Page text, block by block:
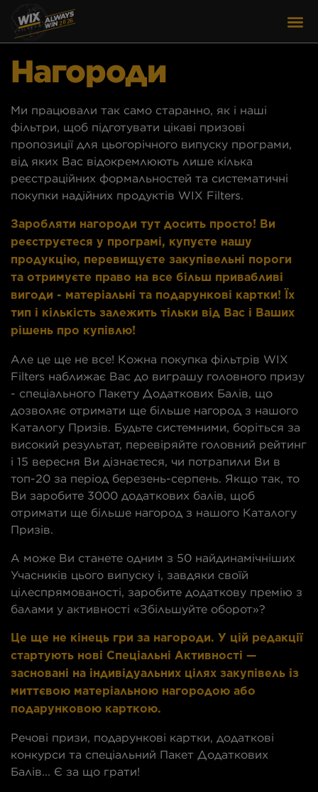
Нагороди
Ми працювали так само старанно, як і наші
фільтри, щоб підготувати цікаві призові
пропозиції для цьогорічного випуску програми,
від яких Вас відокремлюють лише кілька
реєстраційних формальностей та систематичні
покупки надійних продуктів WIX Filters.
Заробляти нагороди тут досить просто! Ви
реєструєтеся у програмі, купуєте нашу
продукцію, перевищуєте закупівельні пороги
та отримуєте право на все більш привабливі
вигоди - матеріальні та подарункові картки! Їх
тип і кількість залежить тільки від Вас і Ваших
рішень про купівлю!
Але це ще не все! Кожна покупка фільтрів WIX
Filters наближає Вас до виграшу головного призу
- спеціального Пакету Додаткових Балів, що
дозволяє отримати ще більше нагород з нашого
Каталогу Призів. Будьте системними, боріться за
високий результат, перевіряйте головний рейтинг
і 15 вересня Ви дізнаєтеся, чи потрапили Ви в
топ-20 за період березень-серпень. Якщо так, то
Ви заробите 3000 додаткових балів, щоб
отримати ще більше нагород з нашого Каталогу
Призів.
А може Ви станете одним з 50 найдинамічніших
Учасників цього випуску і, завдяки своїй
цілеспрямованості, заробите додаткову премію з
балами у активності «Збільшуйте оборот»?
Це ще не кінець гри за нагороди. У цій редакції
стартують нові Спеціальні Активності —
засновані на індивідуальних цілях закупівель із
миттєвою матеріальною нагородою або
подарунковою карткою.
Речові призи, подарункові картки, додаткові
конкурси та спеціальний Пакет Додаткових
Балів... Є за що грати!